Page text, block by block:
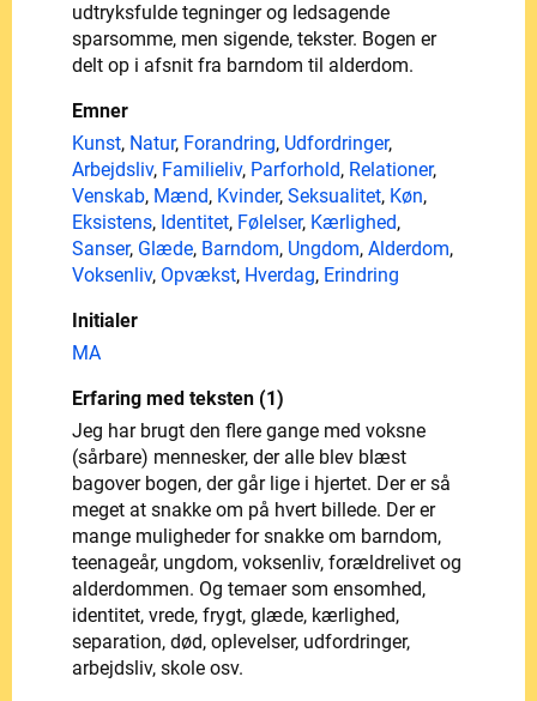
udtryksfulde tegninger og ledsagende
sparsomme, men sigende, tekster. Bogen er
delt op i afsnit fra barndom til alderdom.
Emner
Kunst, Natur, Forandring, Udfordringer,
Arbejdsliv, Familieliv, Parforhold, Relationer,
Venskab, Mænd, Kvinder, Seksualitet, Køn,
Eksistens, Identitet, Følelser, Kærlighed,
Sanser, Glæde, Barndom, Ungdom, Alderdom,
Voksenliv, Opvækst, Hverdag, Erindring
Initialer
MA
Erfaring med teksten (1)
Jeg har brugt den flere gange med voksne
(sårbare) mennesker, der alle blev blæst
bagover bogen, der går lige i hjertet. Der er så
meget at snakke om på hvert billede. Der er
mange muligheder for snakke om barndom,
teenageår, ungdom, voksenliv, forældrelivet og
alderdommen. Og temaer som ensomhed,
identitet, vrede, frygt, glæde, kærlighed,
separation, død, oplevelser, udfordringer,
arbejdsliv, skole osv.